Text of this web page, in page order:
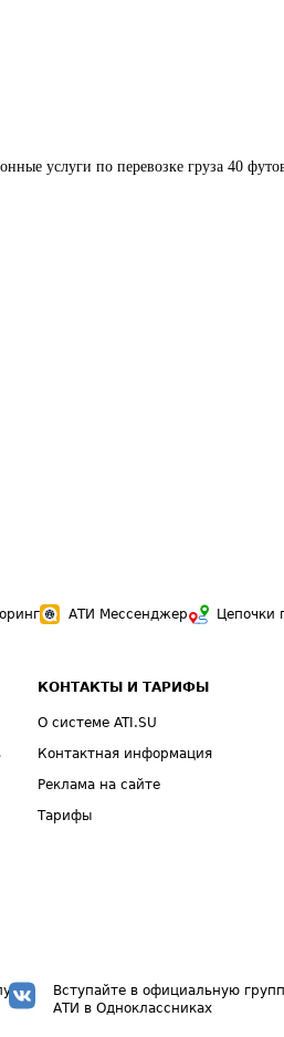
услуги по перевозке груза 40
АТИ Мессенджер Цепочки
КОНТАКТЫ И ТАРИФЫ
О системе ATI.SU
Контактная информация
Реклама на сайте
Тарифы
Вступайте в официальную
АТИ в Одноклассниках